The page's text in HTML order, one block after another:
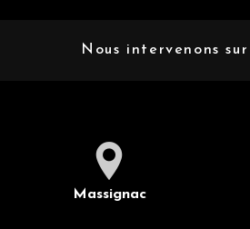
Nous intervenons
Massignac